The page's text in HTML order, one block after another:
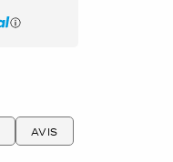
AVIS